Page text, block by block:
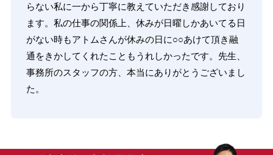
らない私に一から丁寧に教えていただき感謝しており
ます。私の仕事の関係上、休みが日曜しかあいてる日
がない時もアトムさんが休みの日に○○あけて頂き融
通をきかしてくれたこともうれしかったです。先生、
事務所のスタッフの方、本当にありがとうございまし
た。